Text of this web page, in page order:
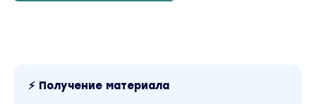
тяжелые, запутанные, "адские" процессы.
Там сложно увидеть свет и еще сложнее
⚡ Получение материала